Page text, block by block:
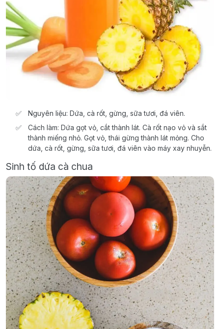
Nguyên liệu: Dứa, cà rốt, gừng, sữa tươi, đá viên.
Cách làm: Dứa gọt vỏ, cắt thành lát. Cà rốt nạo vỏ và sắt
thành miếng nhỏ. Gọt vỏ, thái gừng thành lát mỏng. Cho
dứa, cà rốt, gừng, sữa tươi, đá viên vào máy xay nhuyễn.
Sinh tố dứa cà chua